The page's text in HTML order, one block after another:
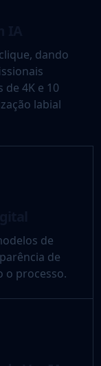
dando
4K e 10
labial
de
de
o processo.